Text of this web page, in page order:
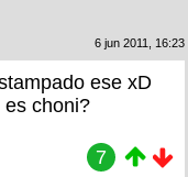
6 jun 2011, 16:23
ese xD
es choni?
7